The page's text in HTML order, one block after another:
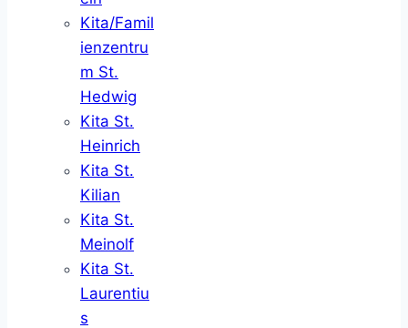
Kita/Famil
ienzentru
m St.
Hedwig
Kita St.
Heinrich
Kita St.
Kilian
Kita St.
Meinolf
Kita St.
Laurentiu
s